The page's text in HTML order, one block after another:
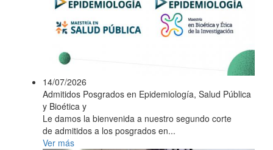
14/07/2026
Admitidos Posgrados en Epidemiología, Salud Pública
y Bioética y
Le damos la bienvenida a nuestro segundo corte
de admitidos a los posgrados en...
Ver más